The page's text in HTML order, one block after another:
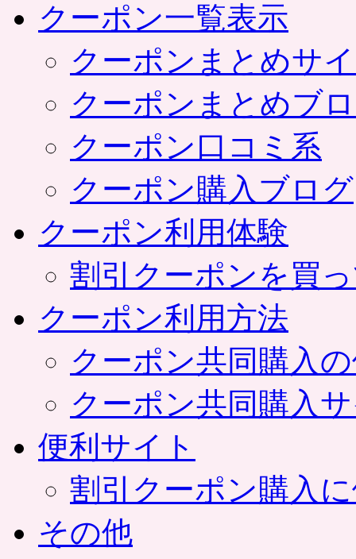
クーポン一覧表示
クーポンまとめサ
クーポンまとめブ
クーポン口コミ系
クーポン購入ブログ
クーポン利用体験
割引クーポンを買
クーポン利用方法
クーポン共同購入
クーポン共同購入
便利サイト
割引クーポン購入
その他